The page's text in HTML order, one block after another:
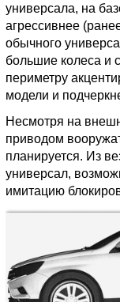
универсала, на
агрессивнее
обычного
большие колеса и
периметру
модели и
Несмотря на
приводом
планируется. Из
универсал,
имитацию